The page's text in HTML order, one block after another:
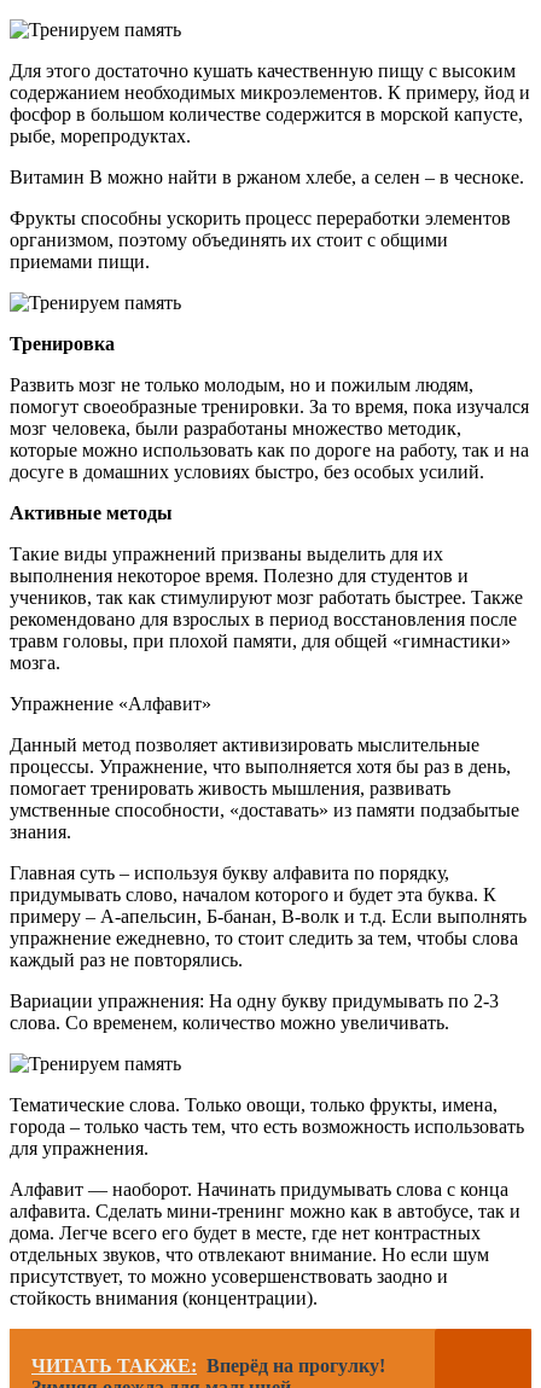
Для этого достаточно кушать качественную пищу с высоким
содержанием необходимых микроэлементов. К примеру, йод и
фосфор в большом количестве содержится в морской капусте,
рыбе, морепродуктах.
Витамин В можно найти в ржаном хлебе, а селен – в чесноке.
Фрукты способны ускорить процесс переработки элементов
организмом, поэтому объединять их стоит с общими
приемами пищи.
Тренировка
Развить мозг не только молодым, но и пожилым людям,
помогут своеобразные тренировки. За то время, пока изучался
мозг человека, были разработаны множество методик,
которые можно использовать как по дороге на работу, так и на
досуге в домашних условиях быстро, без особых усилий.
Активные методы
Такие виды упражнений призваны выделить для их
выполнения некоторое время. Полезно для студентов и
учеников, так как стимулируют мозг работать быстрее. Также
рекомендовано для взрослых в период восстановления после
травм головы, при плохой памяти, для общей «гимнастики»
мозга.
Упражнение «Алфавит»
Данный метод позволяет активизировать мыслительные
процессы. Упражнение, что выполняется хотя бы раз в день,
помогает тренировать живость мышления, развивать
умственные способности, «доставать» из памяти подзабытые
знания.
Главная суть – используя букву алфавита по порядку,
придумывать слово, началом которого и будет эта буква. К
примеру – А-апельсин, Б-банан, В-волк и т.д. Если выполнять
упражнение ежедневно, то стоит следить за тем, чтобы слова
каждый раз не повторялись.
Вариации упражнения: На одну букву придумывать по 2-3
слова. Со временем, количество можно увеличивать.
Тематические слова. Только овощи, только фрукты, имена,
города – только часть тем, что есть возможность использовать
для упражнения.
Алфавит — наоборот. Начинать придумывать слова с конца
алфавита. Сделать мини-тренинг можно как в автобусе, так и
дома. Легче всего его будет в месте, где нет контрастных
отдельных звуков, что отвлекают внимание. Но если шум
присутствует, то можно усовершенствовать заодно и
стойкость внимания (концентрации).
ЧИТАТЬ ТАКЖЕ: Вперёд на прогулку!